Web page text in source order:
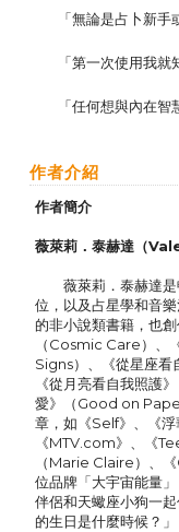
「無論是占卜新手或
「第一次使用我就知
「任何想與內在智慧
作者介紹
作者簡介
薇萊莉．泰赫達（
薇萊莉．泰赫達是
位，以及占星學和音
的非小說類書籍，也
（Cosmic Care）、
Signs）、《從星座看
《從月亮看自我照護
愛》（Good on
章，如《Self》、《浮
《MTV.com》、《
（Marie Claire）、
位品牌「大宇宙能量
伴侶和天蠍座小狗一
的生日是什麼時候？」